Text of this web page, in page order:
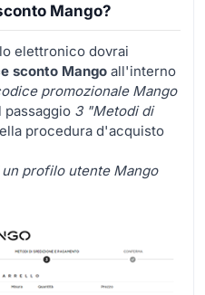
Mango?
elettronico dovrai
sconto Mango all'interno
promozionale Mango
3 "Metodi di
procedura d'acquisto
profilo utente Mango